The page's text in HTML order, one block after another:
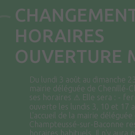
HORAIRES
OUVERTURE
Du lundi 3 août au dimanche
mairie déléguée de Chenillé-
ses horaires ⚠ Elle sera : -
ouverte les lundis 3, 10 et 17
L'accueil de la mairie déléguée
Champteussé-sur-Baconne
horaires habituels. Il n'y aura